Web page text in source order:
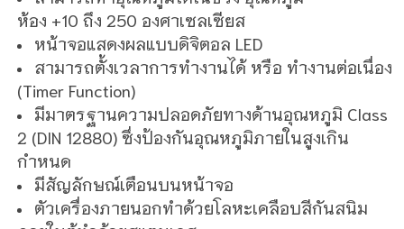
ห้อง +10ถึง 250 องศาเซลเซียส
หน้าจอแสดงผลแบบดิจิตอล LED
สามารถตั้งเวลาการทำงานได้ หรือ ทำงานต่อเนื่อง
(Timer Function)
มีมาตรฐานความปลอดภัยทางด้านอุณหภูมิ Class
2 (DIN 12880)ซึ่งป้องกันอุณหภูมิภายในสูงเกิน
กำหนด
มีสัญลักษณ์เตือนบนหน้าจอ
ตัวเครื่องภายนอกทำด้วยโลหะเคลือบสีกันสนิม